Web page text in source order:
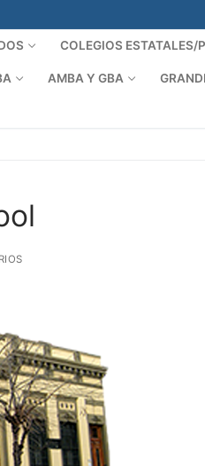
COLEGIOS ESTATALES/
AMBA Y GBA